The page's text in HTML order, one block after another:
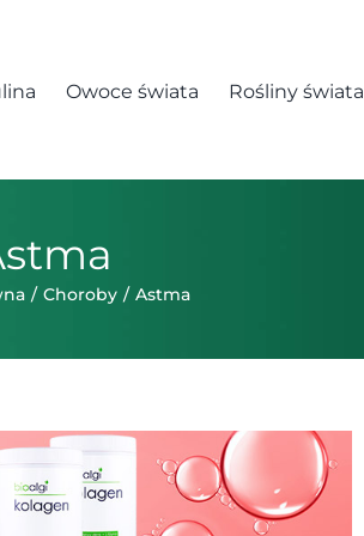
Owoce świata Rośliny świata
Choroby Astma